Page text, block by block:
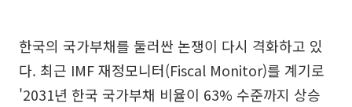
한국의 국가부채를 둘러싼 논쟁이 다시 격화하고 있
다. 최근 IMF 재정모니터(Fiscal Monitor)를 계기로
'2031년 한국 국가부채 비율이 63% 수준까지 상승